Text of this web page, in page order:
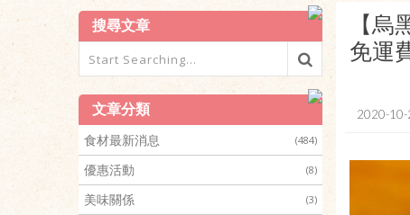
搜尋文章
文章分類
(484)
食材最新消息
(8)
優惠活動
(3)
美味關係
【
免運
2020-10-